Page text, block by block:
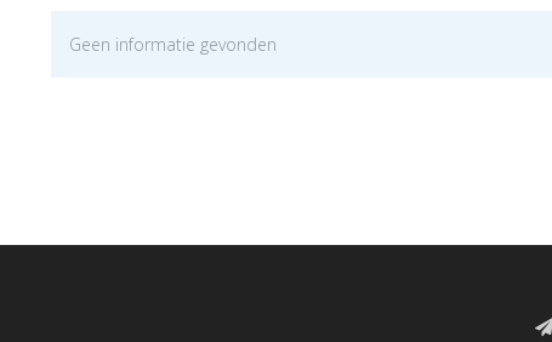
Geen informatie gevonden